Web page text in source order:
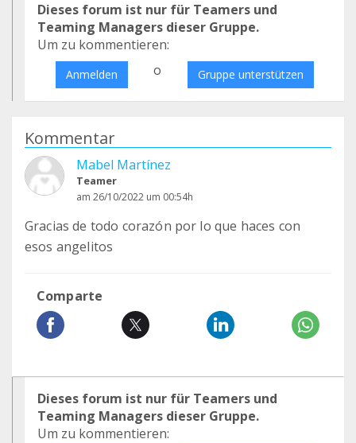
Dieses forum ist nur für Teamers und
Teaming Managers dieser Gruppe.
Um zu kommentieren:
Anmelden o Gruppe unterstützen
Kommentar
Mabel Martínez
Teamer
am 26/10/2022 um 00:54h
Gracias de todo corazón por lo que haces con
esos angelitos
Comparte
Dieses forum ist nur für Teamers und
Teaming Managers dieser Gruppe.
Um zu kommentieren: